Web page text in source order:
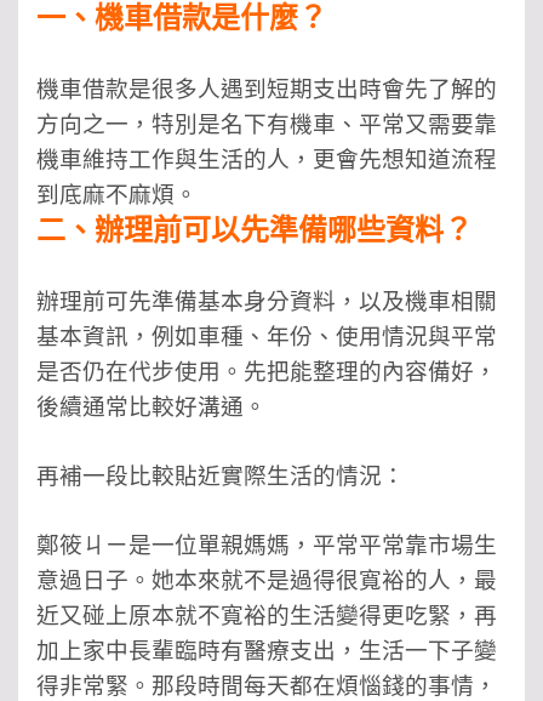
一、機車借款是什麼？
機車借款是很多人遇到短期支出時會先了解的
方向之一，特別是名下有機車、平常又需要靠
機車維持工作與生活的人，更會先想知道流程
到底麻不麻煩。
二、辦理前可以先準備哪些資料？
辦理前可先準備基本身分資料，以及機車相關
基本資訊，例如車種、年份、使用情況與平常
是否仍在代步使用。先把能整理的內容備好，
後續通常比較好溝通。
再補一段比較貼近實際生活的情況：
鄭筱ㄐㄧ是一位單親媽媽，平常平常靠市場生
意過日子。她本來就不是過得很寬裕的人，最
近又碰上原本就不寬裕的生活變得更吃緊，再
加上家中長輩臨時有醫療支出，生活一下子變
得非常緊。那段時間每天都在煩惱錢的事情，